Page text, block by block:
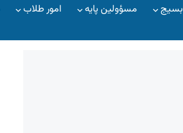
بسیج مسؤولین پایه امور طلاب